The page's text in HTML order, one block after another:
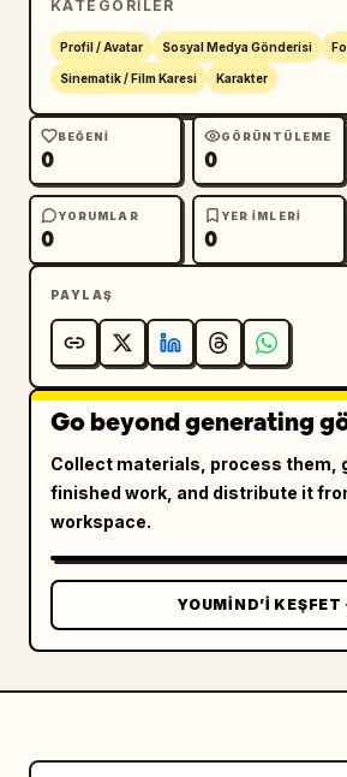
KATEGORILER
Profil / Avatar Sosyal Medya Gönderisi
Sinematik / Film Karesi Karakter
BEĞENI
0
GÖRÜNTÜLEME
0
YORUMLAR
0
YER IMLERI
0
PAYLAŞ
Go beyond generating
Collect materials, process them,
finished work, and distribute it
workspace.
YOUMIND’I KEŞFET